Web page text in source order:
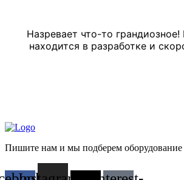
Назревает что-то
находится в разработке и
Пишите нам и мы подберем оборудование